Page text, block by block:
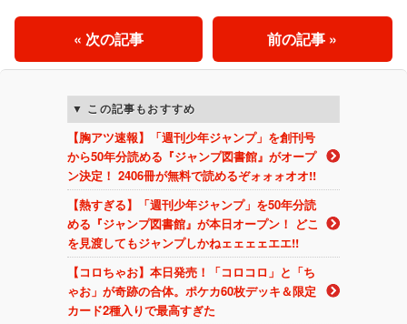
前の記事 »
« 次の記事
この記事もおすすめ
【胸アツ速報】「週刊少年ジャンプ」を創刊号
から50年分読める『ジャンプ図書館』がオープ
ン決定！ 2406冊が無料で読めるぞォォォオオ!!
【熱すぎる】「週刊少年ジャンプ」を50年分読
める『ジャンプ図書館』が本日オープン！ どこ
を見渡してもジャンプしかねェェェェエエ!!
【コロちゃお】本日発売！「コロコロ」と「ち
ゃお」が奇跡の合体。ポケカ60枚デッキ＆限定
カード2種入りで最高すぎた